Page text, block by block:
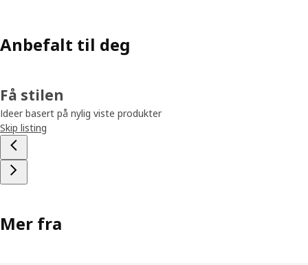
Anbefalt til deg
Få stilen
Ideer basert på nylig viste produkter
Skip listing
Mer fra